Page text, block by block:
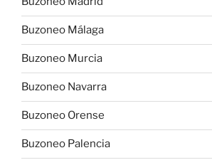
Buzoneo Málaga
Buzoneo Murcia
Buzoneo Navarra
Buzoneo Orense
Buzoneo Palencia